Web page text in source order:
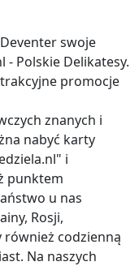
swoje
Polskie Delikatesy.
promocje
znanych i
nabyć karty
i
punktem
u nas
Rosji,
również codzienną
Na naszych